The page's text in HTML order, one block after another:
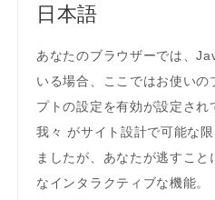
日本語
あなたのブラウザーでは、
いる場合、ここではお使い
プトの設定を有効が設定され
我々 がサイト設計で可能な
ましたが、あなたが逃すこ
なインタラクティブな機能。